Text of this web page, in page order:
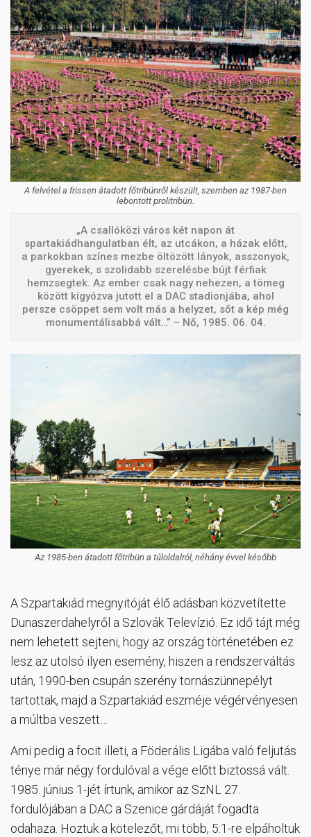
A felvétel a frissen átadott főtribünről készült, szemben az 1987-ben
lebontott prolitribün.
„A csallóközi város két napon át
spartakiádhangulatban élt, az utcákon, a házak előtt,
a parkokban színes mezbe öltözött lányok, asszonyok,
gyerekek, s szolidabb szerelésbe bújt férfiak
hemzsegtek. Az ember csak nagy nehezen, a tömeg
között kígyózva jutott el a DAC stadionjába, ahol
persze csöppet sem volt más a helyzet, sőt a kép még
monumentálisabbá vált…” – Nő, 1985. 06. 04.
Az 1985-ben átadott főtribün a túloldalról, néhány évvel később
A Szpartakiád megnyitóját élő adásban közvetítette
Dunaszerdahelyről a Szlovák Televízió. Ez idő tájt még
nem lehetett sejteni, hogy az ország történetében ez
lesz az utolsó ilyen esemény, hiszen a rendszerváltás
után, 1990-ben csupán szerény tornászünnepélyt
tartottak, majd a Szpartakiád eszméje végérvényesen
a múltba veszett…
Ami pedig a focit illeti, a Föderális Ligába való feljutás
ténye már négy fordulóval a vége előtt biztossá vált.
1985. június 1-jét írtunk, amikor az SzNL 27.
fordulójában a DAC a Szenice gárdáját fogadta
odahaza. Hoztuk a kötelezőt, mi több, 5:1-re elpáholtuk